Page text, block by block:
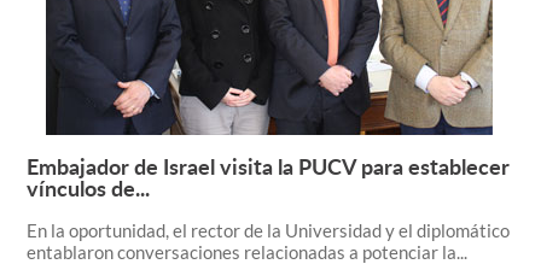
Leer más +
Embajador de Israel visita la PUCV para establecer
vínculos de...
En la oportunidad, el rector de la Universidad y el diplomático
entablaron conversaciones relacionadas a potenciar la...